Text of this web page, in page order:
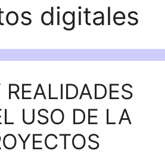
digitales
USO DE LA